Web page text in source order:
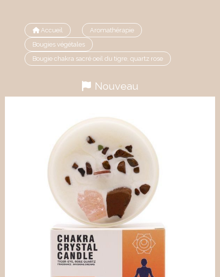
Accueil
Aromathérapie
Bougies végétales
Bougie chakra sacré oeil du tigre, quartz rose
Nouveau